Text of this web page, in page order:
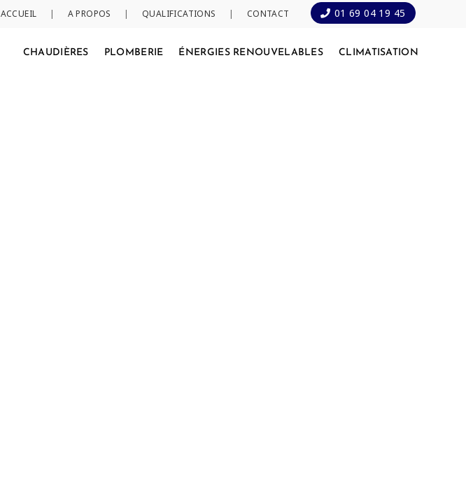
ACCUEIL | A PROPOS | QUALIFICATIONS | CONTACT 01 69 04 19 45
CHAUDIÈRES PLOMBERIE ÉNERGIES RENOUVELABLES CLIMATISATION